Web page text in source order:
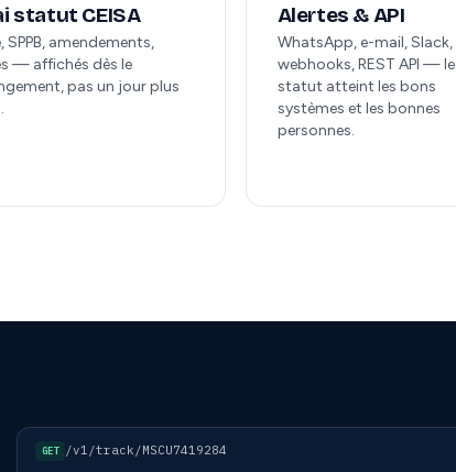
statut CEISA
SPPB, amendements,
— affichés dès le
pas un jour plus
Alertes & API
WhatsApp, e-mail, Slack,
webhooks, REST API — le
statut atteint les bons
systèmes et les bonnes
personnes.
GET /v1/track/MSCU7419284